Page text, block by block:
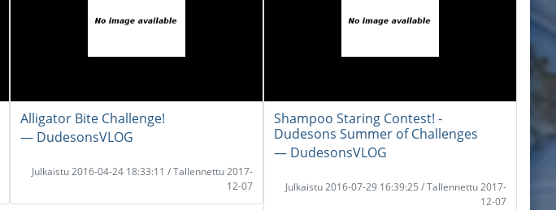
Alligator Bite Challenge!
― DudesonsVLOG
Julkaistu 2016-04-24 18:33:11 / Tallennettu 2017-
12-07
Shampoo Staring Contest! -
Dudesons Summer of Challenges
― DudesonsVLOG
Julkaistu 2016-07-29 16:39:25 / Tallennettu 2017-
12-07